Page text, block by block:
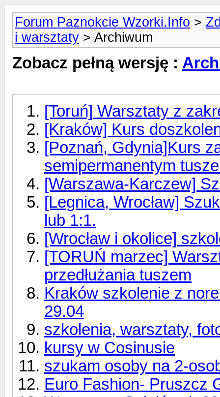
Forum Paznokcie Wzorki.Info >
i warsztaty > Archiwum
Zobacz pełną wersję :
[Toruń] Warsztaty z
[Kraków] Kurs
[Poznań, Gdynia]Kurs
semipermanentym
[Warszawa-Karczew]
[Legnica, Wrocław]
lub 1:1.
[Wrocław i okolice]
[TORUŃ marzec]
przedłużania tuszem
Kraków szkolenie z
29.04
szkolenia, warsztaty,
kursy w Cosinusie
szukam osoby na 2-
Euro Fashion- Pruszcz